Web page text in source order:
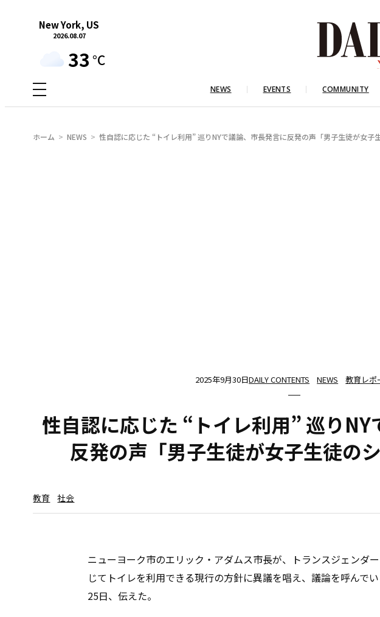
New York, US
2026.08.07
33 °C
NEWS EVENTS COMMUNITY
ホーム NEWS 性自認に応じた “トイレ利用” 巡りNYで議論、市長発言に反発の声「男子生徒が女子
2025年9月30日DAILY CONTENTS NEWS 教育レポ
性自認に応じた “トイレ利用” 巡り
反発の声「男子生徒が女子生徒の
教育 社会
ニューヨーク市のエリック・アダムス市長が、トランスジェンダ
じてトイレを利用できる現行の方針に異議を唱え、議論を呼んでい
25日、伝えた。